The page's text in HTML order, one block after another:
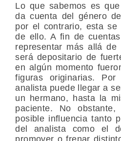
Lo que sabemos es
da cuenta del género
por el contrario, esta
de ello. A fin de
representar más allá
será depositario de
en algún momento
figuras originarias. Por
analista puede llegar a
un hermano, hasta la
paciente. No
posible influencia tanto
del analista como el
promover o frenar